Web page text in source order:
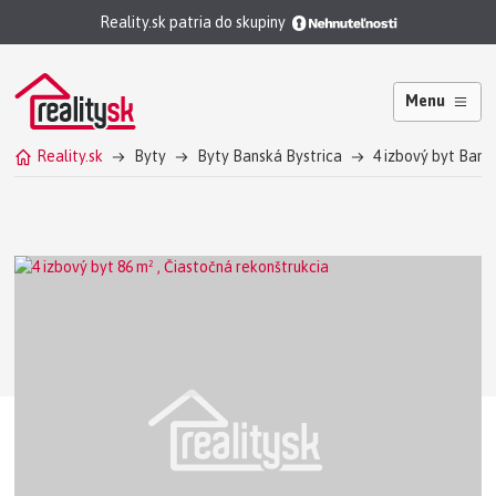
Reality.sk patria do skupiny
Menu
Reality.sk Byty Byty Banská Bystrica 4 izbový byt